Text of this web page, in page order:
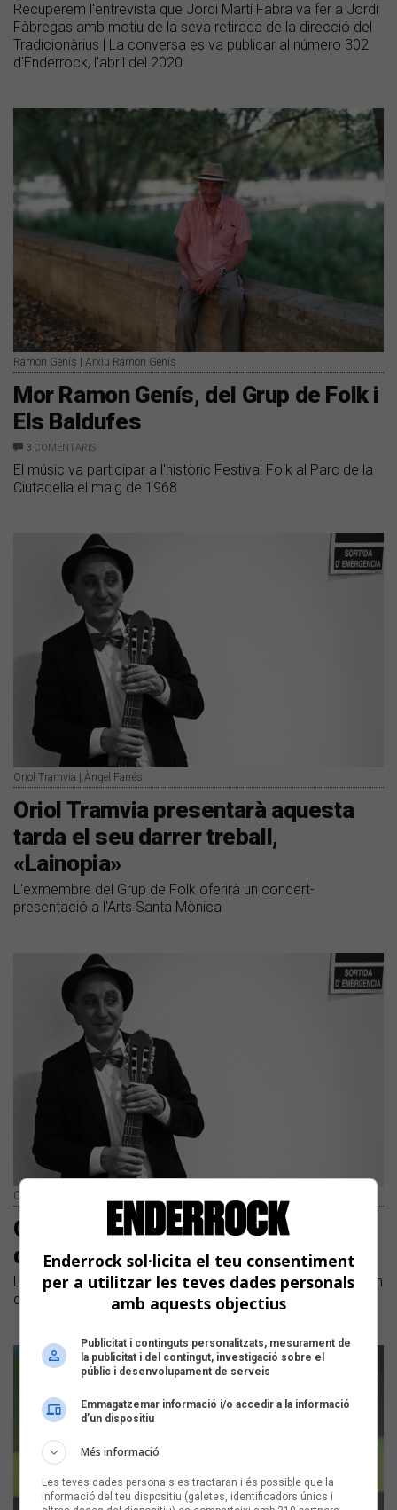
Recuperem l'entrevista que Jordi Martí Fabra va fer a Jordi
Fàbregas amb motiu de la seva retirada de la direcció del
Tradicionàrius | La conversa es va publicar al número 302
d'Enderrock, l'abril del 2020
Ramon Genís | Arxiu Ramon Genís
Mor Ramon Genís, del Grup de Folk i
Els Baldufes
3 COMENTARIS
El músic va participar a l'històric Festival Folk al Parc de la
Ciutadella el maig de 1968
Oriol Tramvia | Àngel Farrés
Oriol Tramvia presentarà aquesta
tarda el seu darrer treball,
«Lainopia»
L'exmembre del Grup de Folk oferirà un concert-
presentació a l'Arts Santa Mònica
Oriol Tramvia | Àngel Farrés
Oriol Tramvia presenta el seu nou
disc a l'Arts Santa Mònica
L'acte serà un concert-presentació que tindrà lloc el pròxim
divendres 22 de març
Enderrock sol·licita el teu consentiment
per a utilitzar les teves dades personals
amb aquests objectius
Publicitat i continguts personalitzats, mesurament de
la publicitat i del contingut, investigació sobre el
públic i desenvolupament de serveis
Emmagatzemar informació i/o accedir a la informació
d’un dispositiu
Més informació
Les teves dades personals es tractaran i és possible que la
informació del teu dispositiu (galetes, identificadors únics i